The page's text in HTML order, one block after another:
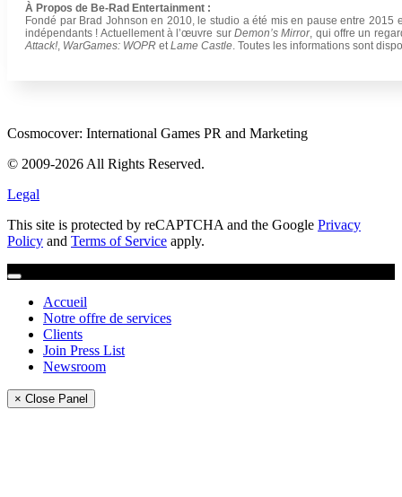
À Propos de Be-Rad Entertainment :
Fondé par Brad Johnson en 2010, le studio a été mis en pause entre
indépendants ! Actuellement à l’œuvre surDemon’s Mirror, qui offre un
Attack!, WarGames: WOPR etLame Castle. Toutes les informations sont
Cosmocover: International Games PR and Marketing
© 2009-2026 All Rights Reserved.
Legal
This site is protected by reCAPTCHA and the Google Privacy
Policy and Terms of Service apply.
Accueil
Notre offre de services
Clients
Join Press List
Newsroom
× Close Panel